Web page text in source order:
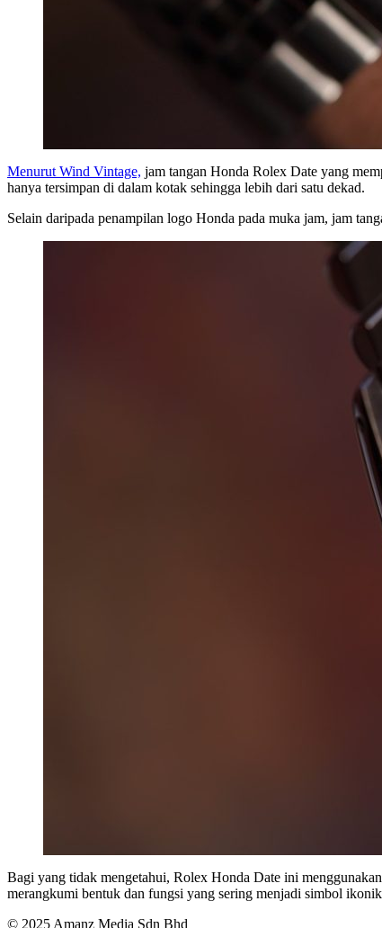
Menurut Wind Vintage, jam tangan Honda Rolex Date yang
hanya tersimpan di dalam kotak sehingga lebih dari satu dekad.
Selain daripada penampilan logo Honda pada muka jam, jam
Bagi yang tidak mengetahui, Rolex Honda Date ini
merangkumi bentuk dan fungsi yang sering menjadi simbol
© 2025 Amanz Media Sdn Bhd